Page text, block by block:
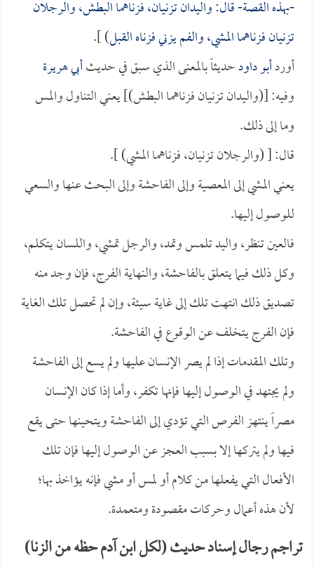
-بهذه القصة- قال: واليدان تزنيان، فزناهما البطش، والرجلان
تزنيان فزناهما المشي، والفم يزني فزناه القبل) ].
أوردأبو داودحديثاً بالمعنى الذي سبق في حديثأبي هريرة
وفيه: [(واليدان تزنيان فزناهما البطش)] يعني التناول والمس
وما إلى ذلك.
قال: [ (والرجلان تزنيان، فزناهما المشي) ].
يعني المشي إلى المعصية وإلى الفاحشة وإلى البحث عنها والسعي
للوصول إليها.
فالعين تنظر، واليد تلمس وتمد، والرجل تمشي، واللسان يتكلم،
وكل ذلك فيما يتعلق بالفاحشة، والنهاية الفرج، فإن وجد منه
تصديق ذلك انتهت تلك إلى غاية سيئة، وإن لم تحصل تلك الغاية
فإن الفرج يتخلف عن الوقوع في الفاحشة.
وتلك المقدمات إذا لم يصر الإنسان عليها ولم يسع إلى الفاحشة
ولم يجتهد في الوصول إليها فإنها تكفر، وأما إذا كان الإنسان
مصراً ينتهز الفرص التي تؤدي إلى الفاحشة ويتحينها حتى يقع
فيها ولم يتركها إلا بسبب العجز عن الوصول إليها فإن تلك
الأفعال التي يفعلها من كلام أو لمس أو مشي فإنه يؤاخذ بها؛
لأن هذه أعمال وحركات مقصودة ومتعمدة.
تراجم رجال إسناد حديث (لكل ابن آدم حظه من الزنا)